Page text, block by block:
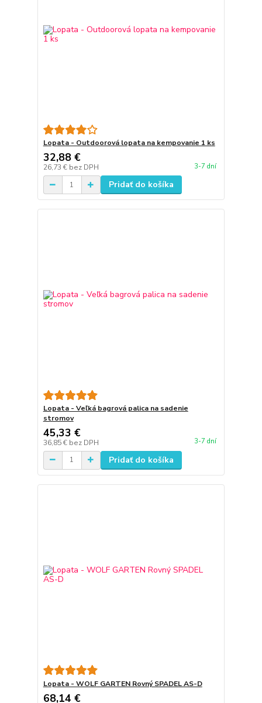
Lopata - Outdoorová lopata na kempovanie 1 ks
32,88 €
26,73 € bez DPH 3-7 dní
Pridať do košíka
Lopata - Veľká bagrová palica na sadenie
stromov
45,33 €
36,85 € bez DPH 3-7 dní
Pridať do košíka
Lopata - WOLF GARTEN Rovný SPADEL AS-D
68,14 €